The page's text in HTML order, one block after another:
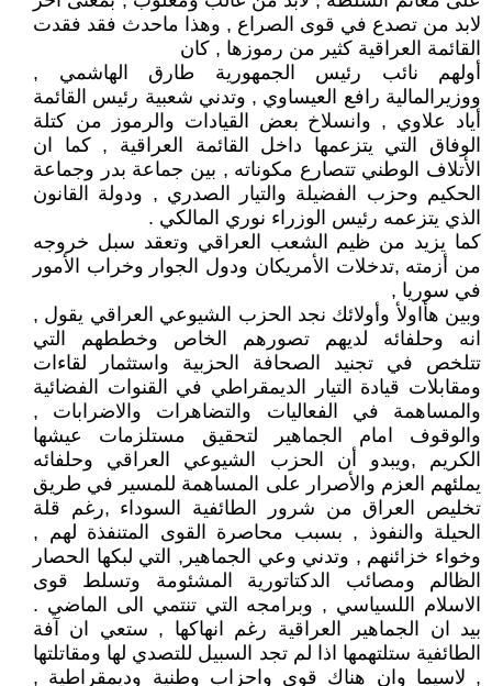
لابد من تصدع في قوى الصراع , وهذا ماحدث فقد فقدت
القائمة العراقية كثير من رموزها , كان
أولهم نائب رئيس الجمهورية طارق الهاشمي ,
ووزيرالمالية رافع العيساوي , وتدني شعبية رئيس القائمة
أياد علاوي , وانسلاخ بعض القيادات والرموز من كتلة
الوفاق التي يتزعمها داخل القائمة العراقية , كما ان
الأتلاف الوطني تتصارع مكوناته , بين جماعة بدر وجماعة
الحكيم وحزب الفضيلة والتيار الصدري , ودولة القانون
الذي يتزعمه رئيس الوزراء نوري المالكي .
كما يزيد من ظيم الشعب العراقي وتعقد سبل خروجه
من أزمته ,تدخلات الأمريكان ودول الجوار وخراب الأمور
في سوريا ,
وبين هأاولأ وأولائك نجد الحزب الشيوعي العراقي يقول ,
انه وحلفائه لديهم تصورهم الخاص وخططهم التي
تتلخص في تجنيد الصحافة الحزبية واستثمار لقاءات
ومقابلات قيادة التيار الديمقراطي في القنوات الفضائية
والمساهمة في الفعاليات والتضاهرات والاضرابات ,
والوقوف امام الجماهير لتحقيق مستلزمات عيشها
الكريم ,ويبدو أن الحزب الشيوعي العراقي وحلفائه
يملئهم العزم والأصرار على المساهمة للمسير في طريق
تخليص العراق من شرور الطائفية السوداء ,رغم قلة
الحيلة والنفوذ , بسبب محاصرة القوى المتنفذة لهم ,
وخواء خزائنهم , وتدني وعي الجماهير, التي لبكها الحصار
الظالم ومصائب الدكتاتورية المشئومة وتسلط قوى
الاسلام اللسياسي , وبرامجه التي تنتمي الى الماضي .
بيد ان الجماهير العراقية رغم انهاكها , ستعي ان آفة
الطائفية ستلتهمها اذا لم تجد السبيل للتصدي لها ومقاتلتها
, لاسيما وان هناك قوى واحزاب وطنية وديمقراطية ,